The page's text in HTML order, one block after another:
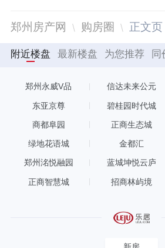
郑州房产网 购房圈 正文页
附近楼盘 最新楼盘 为您推荐 同
郑州永威V品 信达未来公元
东亚京尊 碧桂园时代城
商都阜园 正商生态城
绿地花语城 金都汇
郑州洺悦融园 蓝城坤悦云庐
正商智慧城 招商林屿境